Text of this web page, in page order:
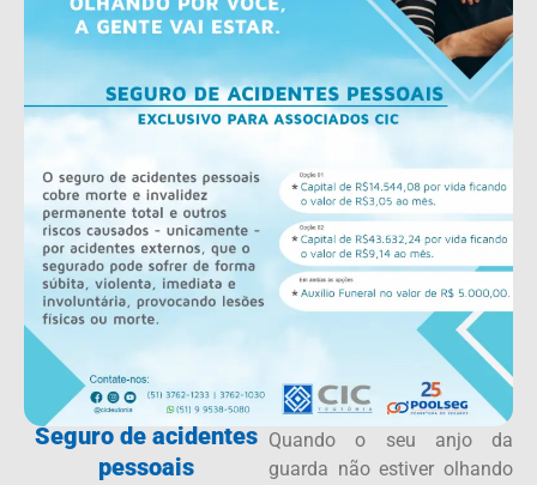
Seguro de acidentes
pessoais
Quando o seu anjo da
guarda não estiver olhando